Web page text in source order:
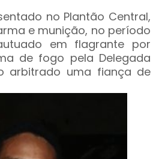
no Plantão Central,
e munição, no período
em flagrante por
de fogo pela Delegada
arbitrado uma fiança de